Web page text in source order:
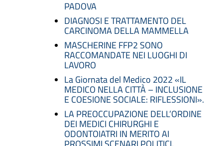
PADOVA
DIAGNOSI E TRATTAMENTO DEL
CARCINOMA DELLA MAMMELLA
MASCHERINE FFP2 SONO
RACCOMANDATE NEI LUOGHI DI
LAVORO
La Giornata del Medico 2022 «IL
MEDICO NELLA CITTÀ – INCLUSIONE
E COESIONE SOCIALE: RIFLESSIONI».
LA PREOCCUPAZIONE DELL’ORDINE
DEI MEDICI CHIRURGHI E
ODONTOIATRI IN MERITO AI